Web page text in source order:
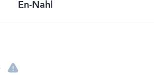
En-Nahl